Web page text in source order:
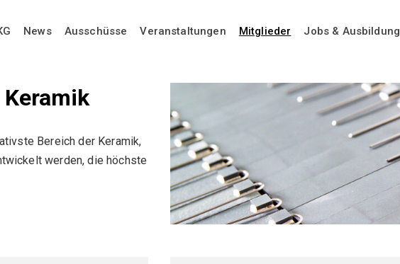
News Ausschüsse Veranstaltungen Mitglieder Jobs & Ausbildung
Bereich der Keramik,
werden, die höchste